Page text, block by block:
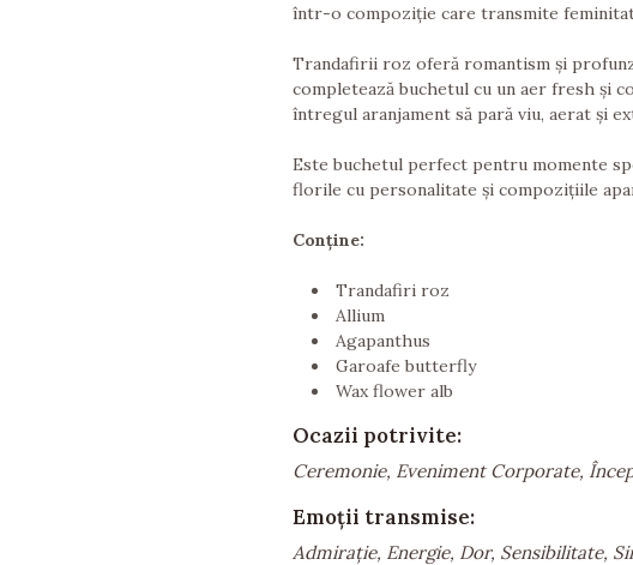
într-o compoziție care transmite
Trandafirii roz oferă romantism și
completează buchetul cu un aer fresh și
întregul aranjament să pară viu, aerat și
Este buchetul perfect pentru momente
florile cu personalitate și compozițiile
Conține:
Trandafiri roz
Allium
Agapanthus
Garoafe butterfly
Wax flower alb
Ocazii potrivite:
Ceremonie, Eveniment Corporate,
Emoții transmise:
Admirație, Energie, Dor, Sensibilitate,